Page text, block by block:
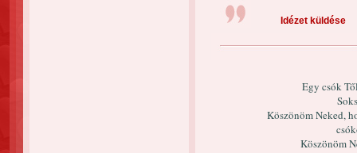
Idézet küldése
Egy csók
Köszönöm Neked,
Köszönöm